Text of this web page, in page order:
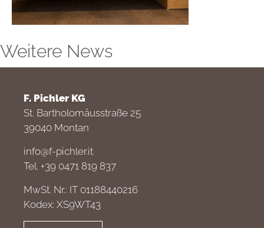
Weitere News
F. Pichler KG
St. Bartholomäusstraße 25
39040 Montan
info@f-pichler.it
Tel. +39 0471 819 837
MwSt. Nr.: IT 01188440216
Kodex: XS9WT43